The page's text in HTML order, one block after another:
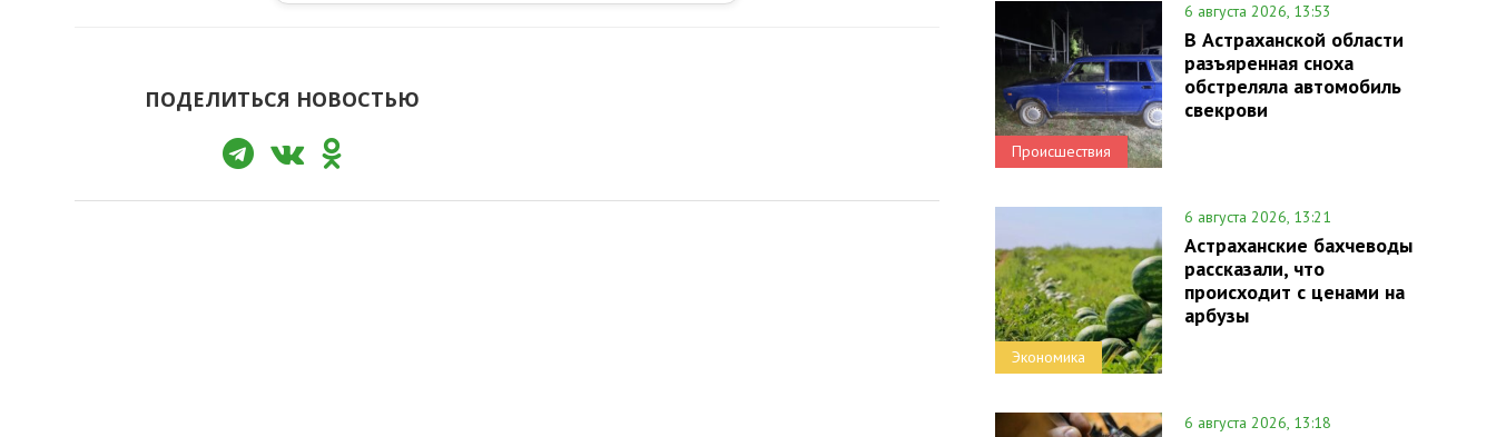
ПОДЕЛИТЬСЯ НОВОСТЬЮ
Происшествия
6 августа 2026, 13:53
В Астраханской области
разъяренная сноха
обстреляла автомобиль
свекрови
Экономика
6 августа 2026, 13:21
Астраханские бахчеводы
рассказали, что
происходит с ценами на
арбузы
6 августа 2026, 13:18